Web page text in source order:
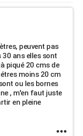
peuvent pas
ans elles sont
piqué 20 cms de
moins 20 cm
ou les bornes
, m'en faut juste
en pleine